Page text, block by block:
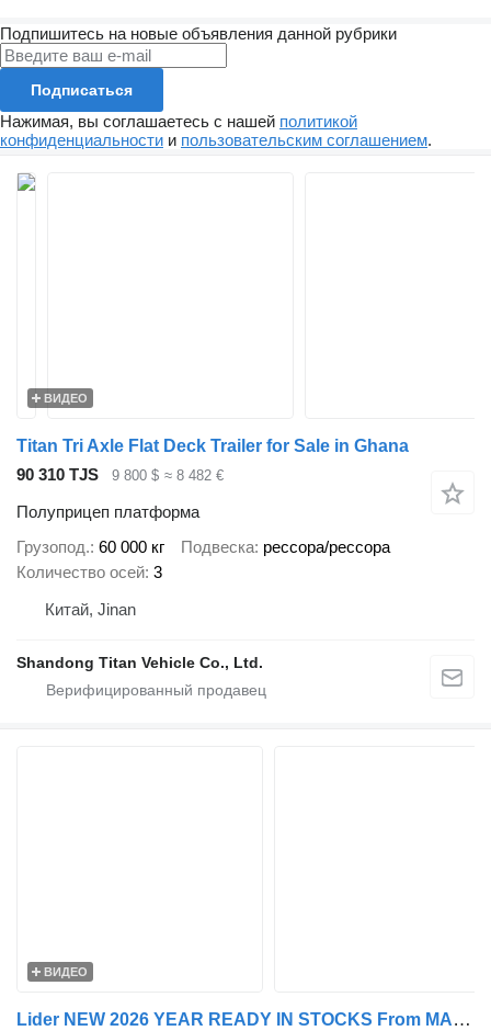
Подпишитесь на новые объявления данной рубрики
Подписаться
Нажимая, вы соглашаетесь с нашей политикой
конфиденциальности и пользовательским соглашением.
ВИДЕО
Titan Tri Axle Flat Deck Trailer for Sale in Ghana
90 310 TJS
9 800 $ ≈ 8 482 €
Полуприцеп платформа
Грузопод. 60 000 кг Подвеска рессора/рессора
Количество осей 3
Китай, Jinan
Shandong Titan Vehicle Co., Ltd.
ВИДЕО
Lider NEW 2026 YEAR READY IN STOCKS From MANUFACTURER STOCK